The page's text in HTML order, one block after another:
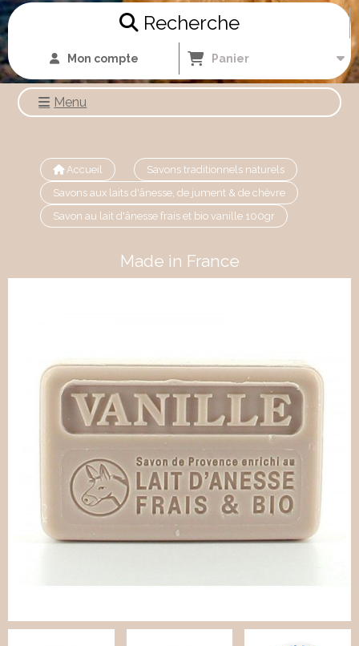
Recherche
Mon compte Panier
Menu
Accueil
Savons traditionnels naturels
Savons aux laits d'ânesse, de jument & de chèvre
Savon au lait d'ânesse frais et bio vanille 100gr
Made in France